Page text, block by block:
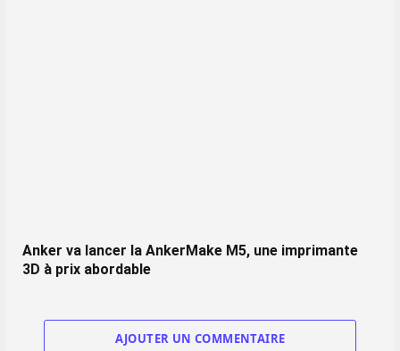
Anker va lancer la AnkerMake M5, une imprimante
3D à prix abordable
AJOUTER UN COMMENTAIRE